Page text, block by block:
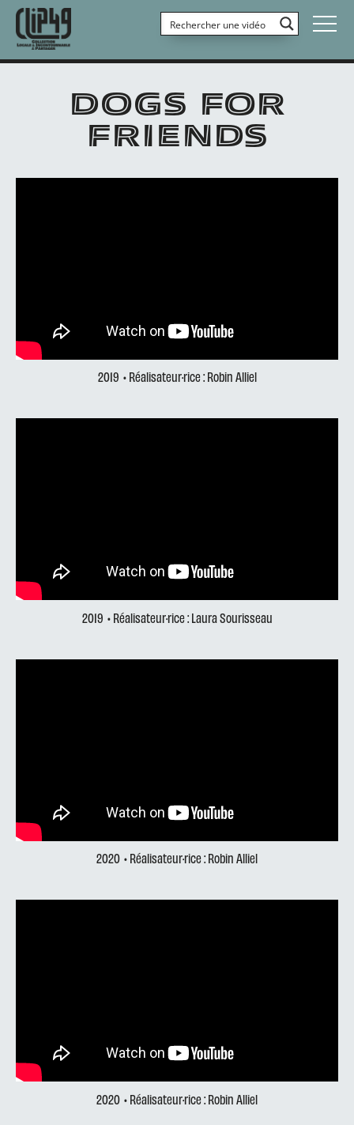
DOGS FOR
FRIENDS
2019 • Réalisateur·rice : Robin Alliel
2019 • Réalisateur·rice : Laura Sourisseau
2020 • Réalisateur·rice : Robin Alliel
2020 • Réalisateur·rice : Robin Alliel